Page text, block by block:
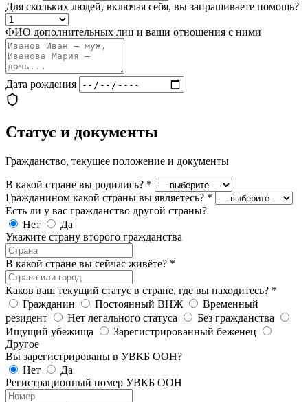
Для скольких людей, включая себя, вы запрашиваете помощь?
ФИО дополнительных лиц и ваши отношения с ними
Дата рождения
Статус и документы
Гражданство, текущее положение и документы
В какой стране вы родились? *
Гражданином какой страны вы являетесь? *
Есть ли у вас гражданство другой страны?
Нет
Да
Укажите страну второго гражданства
В какой стране вы сейчас живёте? *
Каков ваш текущий статус в стране, где вы находитесь? *
Гражданин
Постоянный ВНЖ
Временный
резидент
Нет легального статуса
Без гражданства
Ищущий убежища
Зарегистрированный беженец
Другое
Вы зарегистрированы в УВКБ ООН?
Нет
Да
Регистрационный номер УВКБ ООН